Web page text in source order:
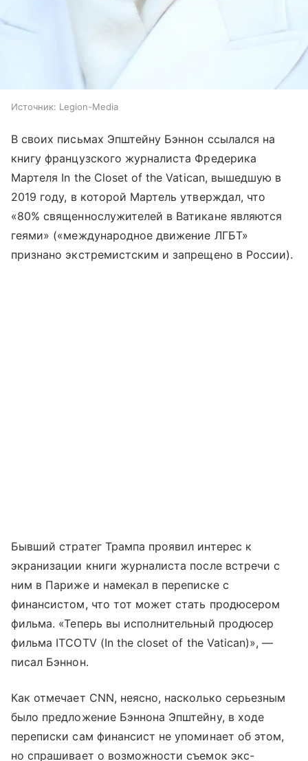
Источник: Legion-Media
В своих письмах Эпштейну Бэннон ссылался на
книгу французского журналиста Фредерика
Мартеля In the Closet of the Vatican, вышедшую в
2019 году, в которой Мартель утверждал, что
«80% священнослужителей в Ватикане являются
геями» («международное движение ЛГБТ»
признано экстремистским и запрещено в России).
Бывший стратег Трампа проявил интерес к
экранизации книги журналиста после встречи с
ним в Париже и намекал в переписке с
финансистом, что тот может стать продюсером
фильма. «Теперь вы исполнительный продюсер
фильма ITCOTV (In the closet of the Vatican)», —
писал Бэннон.
Как отмечает CNN, неясно, насколько серьезным
было предложение Бэннона Эпштейну, в ходе
переписки сам финансист не упоминает об этом,
но спрашивает о возможности съемок экс-